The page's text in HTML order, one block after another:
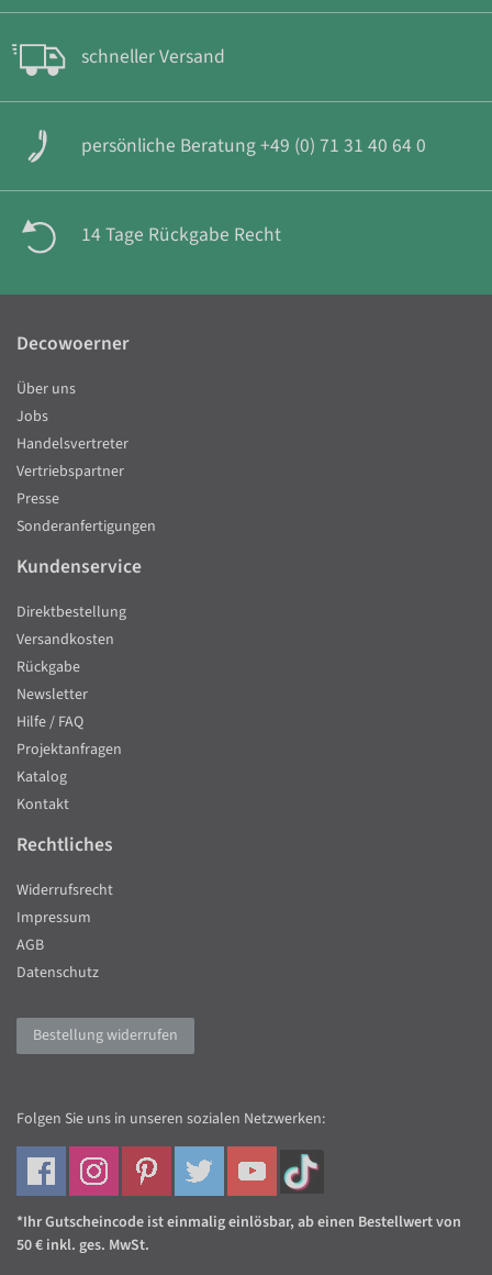
schneller Versand
persönliche Beratung +49 (0) 71 31 40 64 0
14 Tage Rückgabe Recht
Decowoerner
Über uns
Jobs
Handelsvertreter
Vertriebspartner
Presse
Sonderanfertigungen
Kundenservice
Direktbestellung
Versandkosten
Rückgabe
Newsletter
Hilfe / FAQ
Projektanfragen
Katalog
Kontakt
Rechtliches
Widerrufsrecht
Impressum
AGB
Datenschutz
Bestellung widerrufen
Folgen Sie uns in unseren sozialen Netzwerken:
*Ihr Gutscheincode ist einmalig einlösbar, ab einen Bestellwert von
50 € inkl. ges. MwSt.